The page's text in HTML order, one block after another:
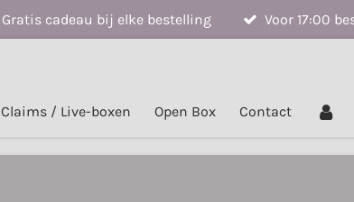
Gratis cadeau bij elke bestelling Voor 17:00
Claims / Live-boxen Open Box Contact